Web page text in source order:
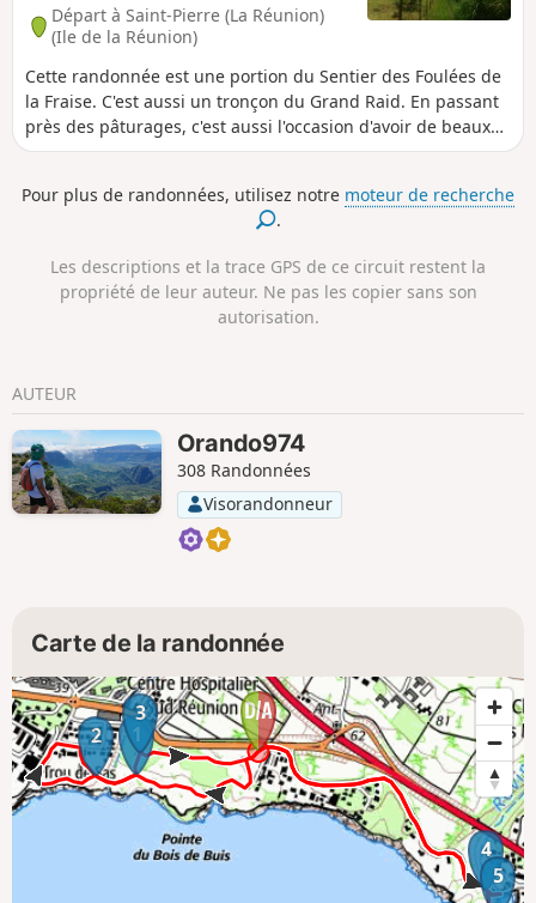
Départ à Saint-Pierre (La Réunion)
(Ile de la Réunion)
Cette randonnée est une portion du Sentier des Foulées de
la Fraise. C'est aussi un tronçon du Grand Raid. En passant
près des pâturages, c'est aussi l'occasion d'avoir de beaux
points de vues vers l'Ouest et le Sud. Cette partie suit le
Domaine Vidot et le premier champ de fraises. Plutôt facile,
bien qu'avec quelques marches hautes, il est possible de
Pour plus de randonnées, utilisez notre moteur de recherche
.
Les descriptions et la trace GPS de ce circuit restent la
propriété de leur auteur. Ne pas les copier sans son
autorisation.
AUTEUR
Orando974
308 Randonnées
Visorandonneur
Carte de la randonnée
1
2
3
4
5